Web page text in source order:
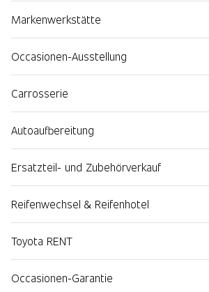
Markenwerkstätte
Occasionen-Ausstellung
Carrosserie
Autoaufbereitung
Ersatzteil- und Zubehörverkauf
Reifenwechsel & Reifenhotel
Toyota RENT
Occasionen-Garantie